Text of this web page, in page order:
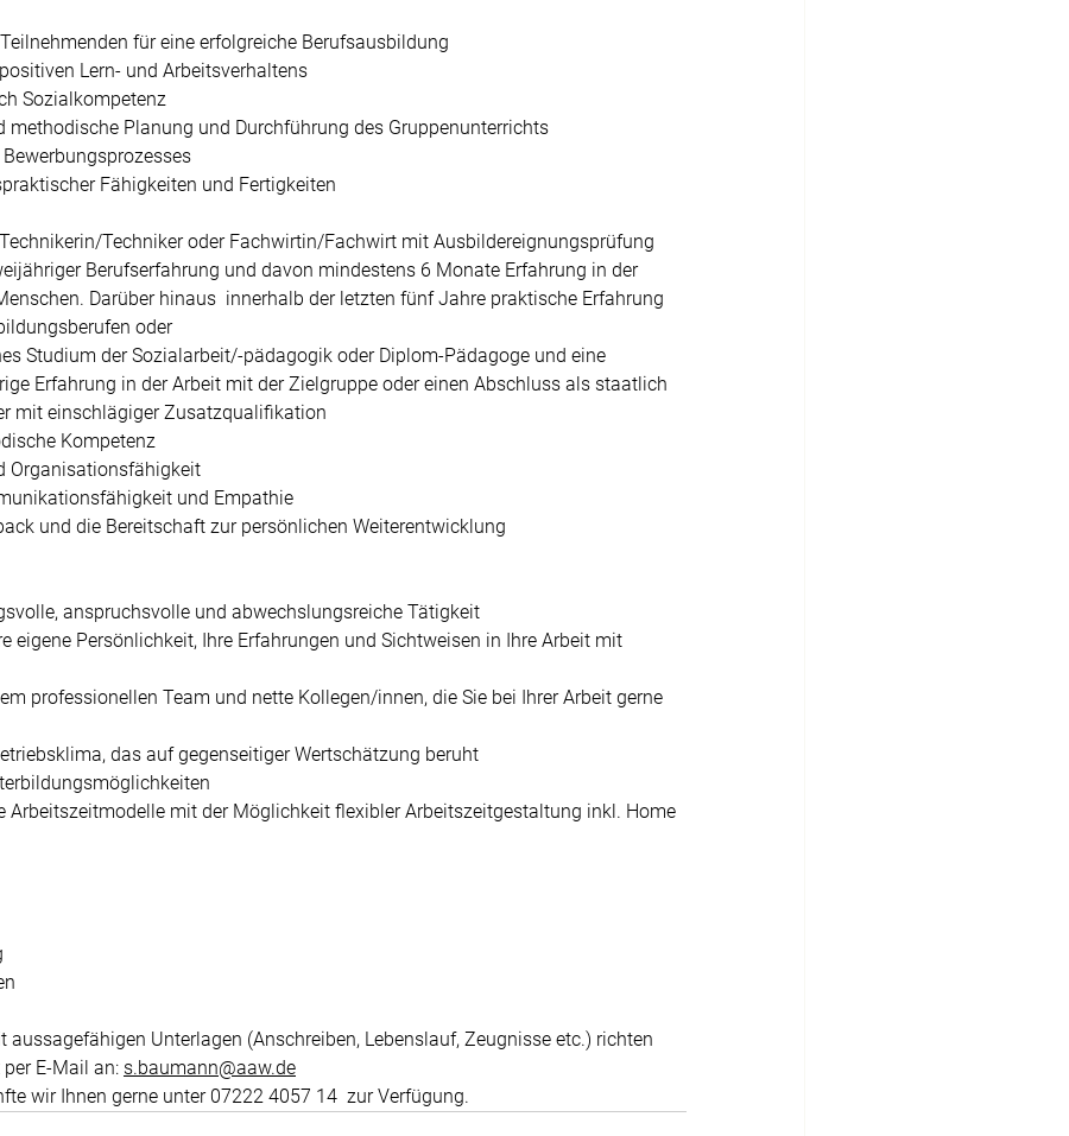
für eine erfolgreiche Berufsausbildung
Lern- und Arbeitsverhaltens
Sozialkompetenz
methodische Planung und Durchführung des Gruppenunterrichts
Fähigkeiten und Fertigkeiten
Techniker oder Fachwirtin/Fachwirt mit Ausbildereignungsprüfung
Berufserfahrung und davon mindestens 6 Monate Erfahrung in der
Darüber hinaus  innerhalb der letzten fünf Jahre praktische Erfahrung
oder
Studium der Sozialarbeit/-pädagogik oder Diplom-Pädagoge und eine
Erfahrung in der Arbeit mit der Zielgruppe oder einen Abschluss als staatlich
mit einschlägiger Zusatzqualifikation
Kompetenz
Organisationsfähigkeit
und Empathie
und die Bereitschaft zur persönlichen Weiterentwicklung
anspruchsvolle und abwechslungsreiche Tätigkeit
eigene Persönlichkeit, Ihre Erfahrungen und Sichtweisen in Ihre Arbeit mit
professionellen Team und nette Kollegen/innen, die Sie bei Ihrer Arbeit gerne
das auf gegenseitiger Wertschätzung beruht
Arbeitszeitmodelle mit der Möglichkeit flexibler Arbeitszeitgestaltung inkl. Home
aussagefähigen Unterlagen (Anschreiben, Lebenslauf, Zeugnisse etc.) richten
E-Mail an: s.baumann@aaw.de
wir Ihnen gerne unter 07222 4057 14  zur Verfügung.